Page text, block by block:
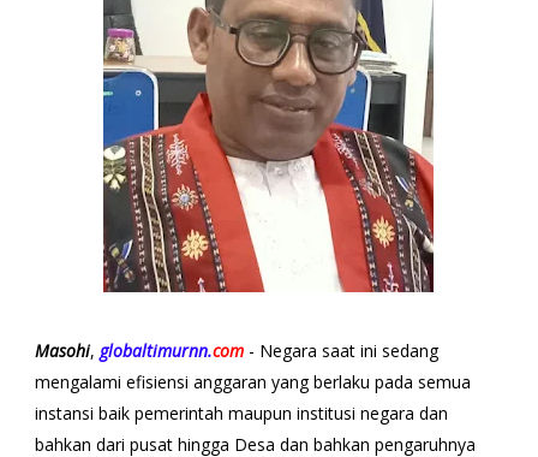
Masohi, globaltimurnn.com- Negara saat ini sedang
mengalami efisiensi anggaran yang berlaku pada semua
instansi baik pemerintah maupun institusi negara dan
bahkan dari pusat hingga Desa dan bahkan pengaruhnya